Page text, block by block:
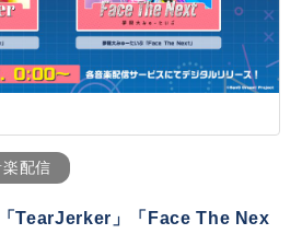
楽配信
TearJerker」「Face The Nex